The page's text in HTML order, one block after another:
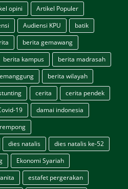
opini
Artikel Populer
Audiensi KPU
batik
berita gemawang
berita kampus
berita madrasah
berita wilayah
cerita
cerita pendek
19
damai indonesia
dies natalis
dies natalis ke-52
Ekonomi Syariah
estafet pergerakan